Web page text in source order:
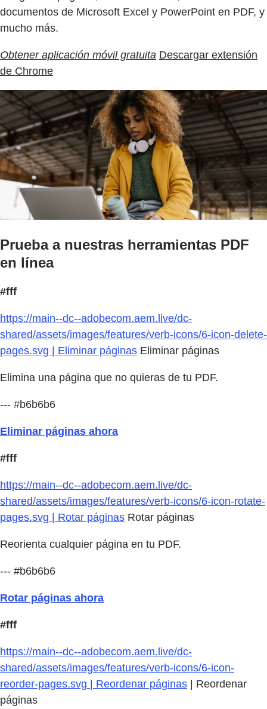
documentos de Microsoft Excel y PowerPoint en PDF, y
mucho más.
Obtener aplicación móvil gratuita Descargar extensión
de Chrome
Prueba a nuestras herramientas PDF
en línea
#fff
https://main--dc--adobecom.aem.live/dc-
shared/assets/images/features/verb-icons/6-icon-delete-
pages.svg | Eliminar páginas Eliminar páginas
Elimina una página que no quieras de tu PDF.
--- #b6b6b6
Eliminar páginas ahora
#fff
https://main--dc--adobecom.aem.live/dc-
shared/assets/images/features/verb-icons/6-icon-rotate-
pages.svg | Rotar páginas Rotar páginas
Reorienta cualquier página en tu PDF.
--- #b6b6b6
Rotar páginas ahora
#fff
https://main--dc--adobecom.aem.live/dc-
shared/assets/images/features/verb-icons/6-icon-
reorder-pages.svg | Reordenar páginas | Reordenar
páginas